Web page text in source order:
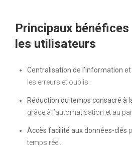
Principaux
les utilisateurs
Centralisation de l’information
les erreurs et oublis.
Réduction du temps consacré à
grâce à l’automatisation et au
Accès facilité aux données-clés
temps réel.